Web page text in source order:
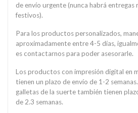
de envío urgente (nunca habrá entregas
festivos).
Para los productos personalizados,
aproximadamente entre 4-5 días,
es contactarnos para poder asesorarle.
Los productos con impresión digital en
tienen un plazo de envío de 1-2
galletas de la suerte también tienen
de 2.3 semanas.